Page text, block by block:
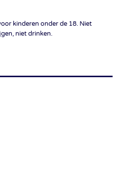
kinderen onder de 18. Niet
niet drinken.